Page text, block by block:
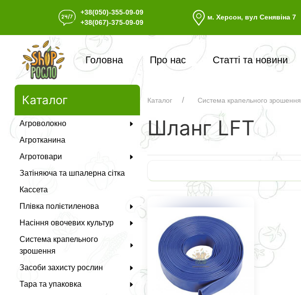
+38(050)-355-09-09
+38(067)-375-09-09
м. Херсон, вул Сенявіна 7
Головна Про нас Статті та новини
Каталог
Агроволокно
Агротканина
Агротовари
Затіняюча та шпалерна сітка
Кассета
Плівка полієтиленова
Насіння овочевих культур
Система крапельного
зрошення
Засоби захисту рослин
Тара та упаковка
Каталог Система крапельного зрошення
Шланг LFT